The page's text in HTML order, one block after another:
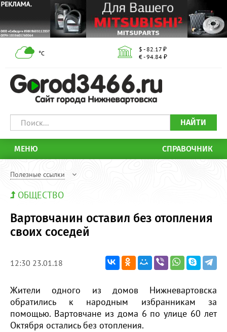
°С
$ - 82.17 ₽
€ - 94.84 ₽
НАЙТИ
МЕНЮ СПРАВОЧНИК
Полезные ссылки
ОБЩЕСТВО
Вартовчанин оставил без отопления
своих соседей
12:30 23.01.18
Жители одного из домов Нижневартовска
обратились к народным избранникам за
помощью. Вартовчане из дома 6 по улице 60 лет
Октября остались без отопления.